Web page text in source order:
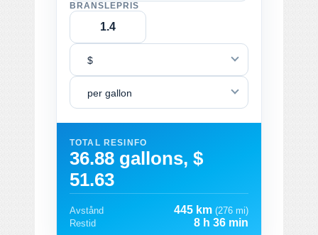
BRÄNSLEPRIS
$
per gallon
TOTAL RESINFO
36.88 gallons, $
51.63
Avstånd 445 km (276 mi)
Restid
8 h 36 min